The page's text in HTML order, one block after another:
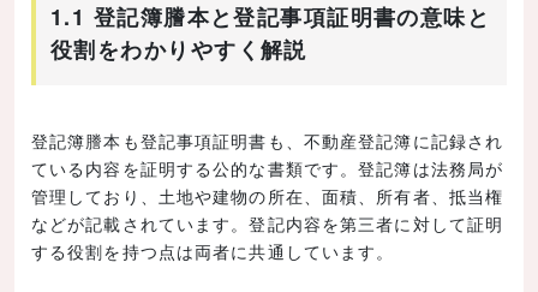
1.1 登記簿謄本と登記事項証明書の意味と
役割をわかりやすく解説
登記簿謄本も登記事項証明書も、不動産登記簿に記録され
ている内容を証明する公的な書類です。登記簿は法務局が
管理しており、土地や建物の所在、面積、所有者、抵当権
などが記載されています。登記内容を第三者に対して証明
する役割を持つ点は両者に共通しています。